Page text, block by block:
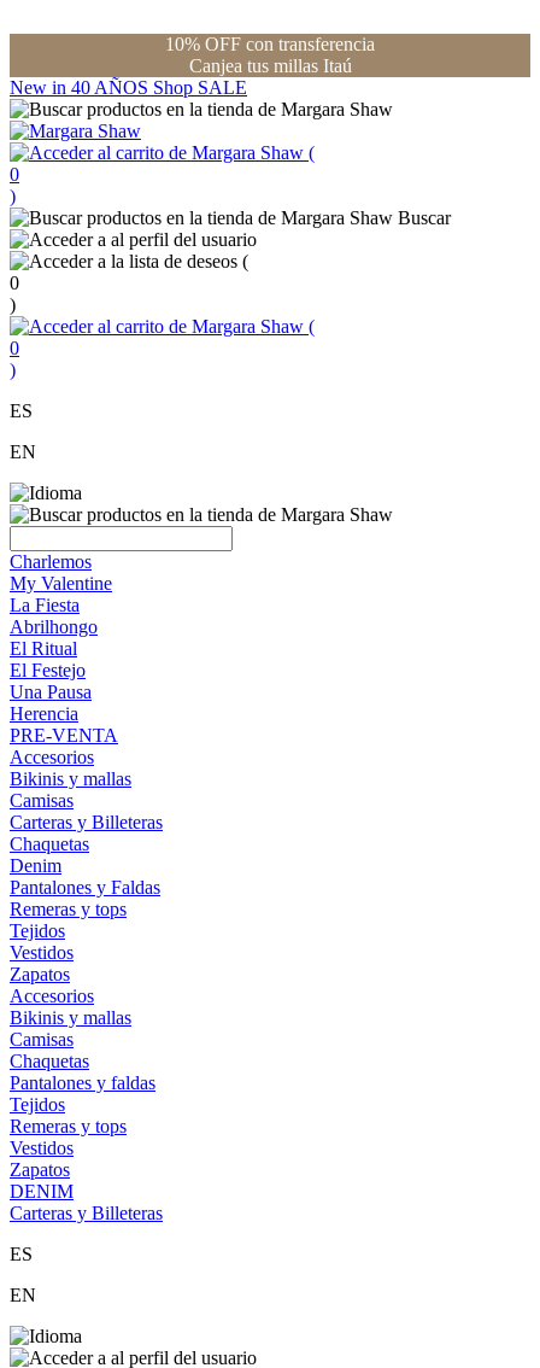
10% OFF con transferencia
Canjea tus millas Itaú
New in 40 AÑOS Shop SALE
(
0
)
Buscar
(
0
)
(
0
)
ES
EN
Charlemos
My Valentine
La Fiesta
Abrilhongo
El Ritual
El Festejo
Una Pausa
Herencia
PRE-VENTA
Accesorios
Bikinis y mallas
Camisas
Carteras y Billeteras
Chaquetas
Denim
Pantalones y Faldas
Remeras y tops
Tejidos
Vestidos
Zapatos
Accesorios
Bikinis y mallas
Camisas
Chaquetas
Pantalones y faldas
Tejidos
Remeras y tops
Vestidos
Zapatos
DENIM
Carteras y Billeteras
ES
EN